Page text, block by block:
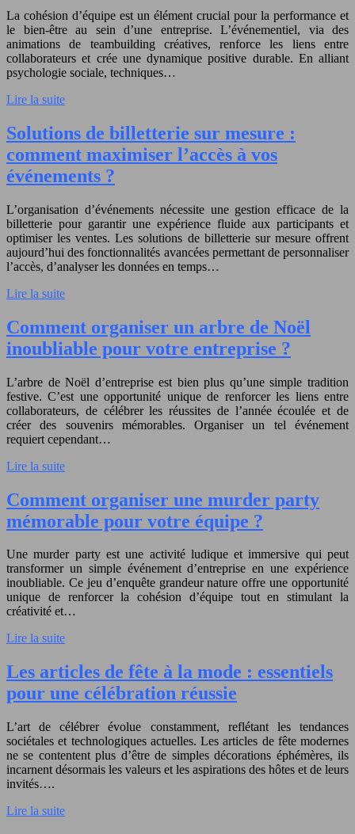
La cohésion d’équipe est un élément crucial pour la performance et
le bien-être au sein d’une entreprise. L’événementiel, via des
animations de teambuilding créatives, renforce les liens entre
collaborateurs et crée une dynamique positive durable. En alliant
psychologie sociale, techniques…
Lire la suite
Solutions de billetterie sur mesure :
comment maximiser l’accès à vos
événements ?
L’organisation d’événements nécessite une gestion efficace de la
billetterie pour garantir une expérience fluide aux participants et
optimiser les ventes. Les solutions de billetterie sur mesure offrent
aujourd’hui des fonctionnalités avancées permettant de personnaliser
l’accès, d’analyser les données en temps…
Lire la suite
Comment organiser un arbre de Noël
inoubliable pour votre entreprise ?
L’arbre de Noël d’entreprise est bien plus qu’une simple tradition
festive. C’est une opportunité unique de renforcer les liens entre
collaborateurs, de célébrer les réussites de l’année écoulée et de
créer des souvenirs mémorables. Organiser un tel événement
requiert cependant…
Lire la suite
Comment organiser une murder party
mémorable pour votre équipe ?
Une murder party est une activité ludique et immersive qui peut
transformer un simple événement d’entreprise en une expérience
inoubliable. Ce jeu d’enquête grandeur nature offre une opportunité
unique de renforcer la cohésion d’équipe tout en stimulant la
créativité et…
Lire la suite
Les articles de fête à la mode : essentiels
pour une célébration réussie
L’art de célébrer évolue constamment, reflétant les tendances
sociétales et technologiques actuelles. Les articles de fête modernes
ne se contentent plus d’être de simples décorations éphémères, ils
incarnent désormais les valeurs et les aspirations des hôtes et de leurs
invités….
Lire la suite